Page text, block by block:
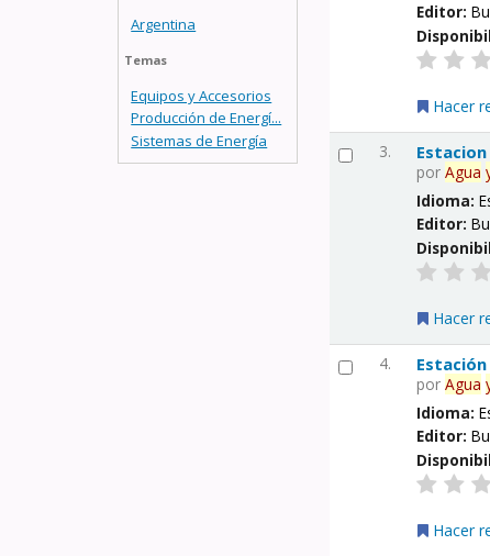
Argentina
Temas
Equipos y Accesorios
Producción de Energí...
Sistemas de Energía
Editor:
Hacer
3.
porAgua
Idioma:
Editor:
Hacer
4.
porAgua
Idioma:
Editor:
Hacer